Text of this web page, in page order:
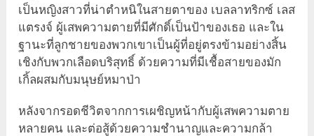
เป็นหญิงสาวที่น่าตำหนิในสายตาของ เบลลาทริกซ์ เลส
แตรงจ์ ผู้เสพความตายที่มีศักดิ์เป็นป้าของเธอ และใน
ฐานะที่ลูกชายของพวกเขาเป็นผู้ที่อยู่ตรงข้ามอย่างสิ้น
เชิงกับพวกเลือดบริสุทธิ์ ด้วยความที่มีเชื้อสายของมัก
เกิ้ลผสมกับมนุษย์หมาป่า
หลังจากรอดชีวิตจากการเผชิญหน้ากับผู้เสพความตาย
หลายคน และต่อสู้ด้วยความชำนาญและความกล้า